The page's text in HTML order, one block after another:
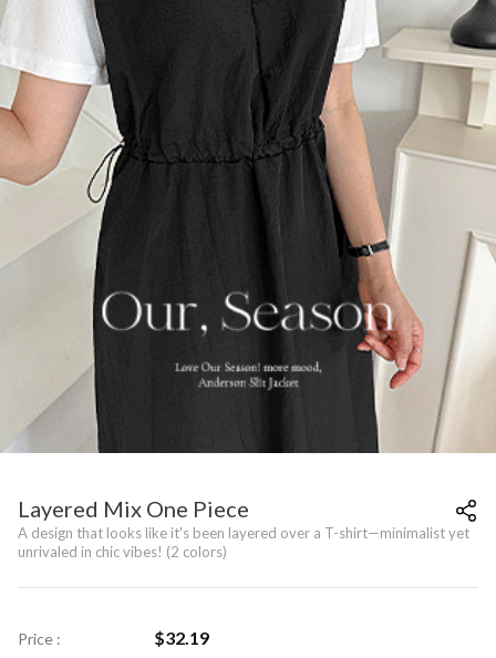
Layered Mix One Piece
A design that looks like it's been layered over a T-shirt—minimalist yet
unrivaled in chic vibes! (2 colors)
Price : $32.19